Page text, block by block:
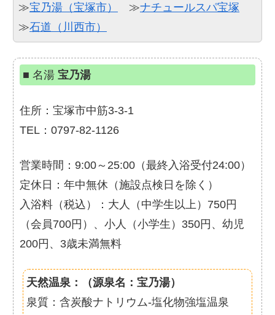
≫宝乃湯（宝塚市） ≫ナチュールスパ宝塚
≫石道（川西市）
■ 名湯 宝乃湯
住所：宝塚市中筋3-3-1
TEL：0797-82-1126
営業時間：9:00～25:00（最終入浴受付24:00）
定休日：年中無休（施設点検日を除く）
入浴料（税込）：大人（中学生以上）750円
（会員700円）、小人（小学生）350円、幼児
200円、3歳未満無料
天然温泉：（源泉名：宝乃湯）
泉質：含炭酸ナトリウム-塩化物強塩温泉